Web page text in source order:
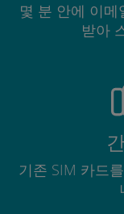
몇 분 안에 이메
받아
기존 SIM 카드